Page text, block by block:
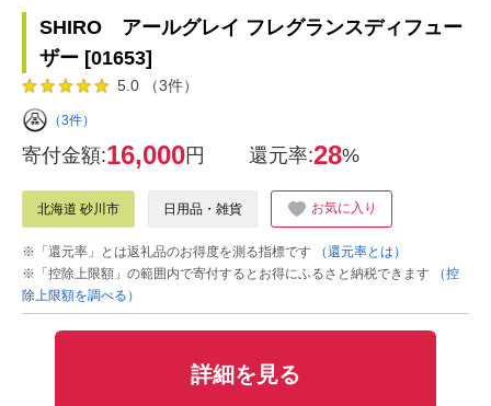
SHIRO アールグレイ フレグランスディフュー
ザー [01653]
5.0 （3件）
（3件）
寄付金額:16,000円 還元率:28%
北海道 砂川市 日用品・雑貨 お気に入り
※「還元率」とは返礼品のお得度を測る指標です
（還元率とは）
※「控除上限額」の範囲内で寄付するとお得にふるさと納税できます
（控
除上限額を調べる）
詳細を見る